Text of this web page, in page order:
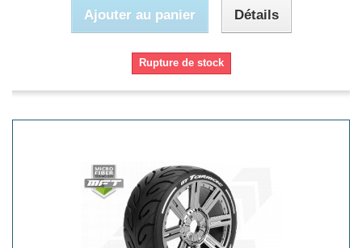
Ajouter au panier Détails
Rupture de stock